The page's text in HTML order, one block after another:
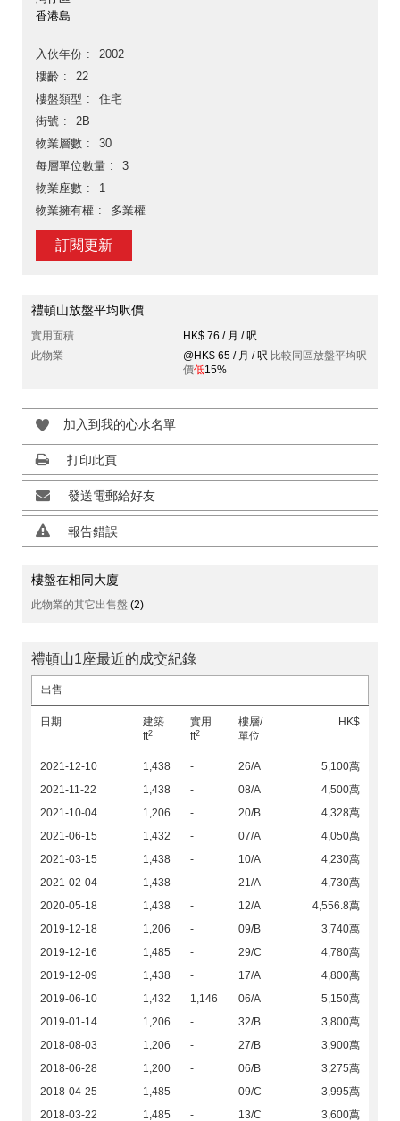
香港島
入伙年份
2002
樓齡
22
樓盤類型
住宅
街號
2B
物業層數
30
每層單位數量
3
物業座數
1
物業擁有權
多業權
訂閱更新
禮頓山放盤平均呎價
實用面積
HK$ 76 / 月 / 呎
此物業
@HK$ 65 / 月 / 呎 比較同區放盤平均呎
價低15%
加入到我的心水名單
打印此頁
發送電郵給好友
報告錯誤
樓盤在相同大廈
此物業的其它出售盤 (2)
禮頓山1座最近的成交紀錄
出售
日期
建築
ft2
實用
ft2
樓層/
單位
HK$
2021-12-10 1,438 - 26/A
5,100萬
2021-11-22
1,438 - 08/A
4,500萬
2021-10-04
1,206 - 20/B
4,328萬
2021-06-15
1,432 - 07/A
4,050萬
2021-03-15
1,438 - 10/A
4,230萬
2021-02-04
1,438 - 21/A
4,730萬
2020-05-18
1,438 - 12/A
4,556.8萬
2019-12-18
1,206 - 09/B
3,740萬
2019-12-16
1,485 - 29/C
4,780萬
2019-12-09
1,438 - 17/A
4,800萬
2019-06-10
1,432 1,146 06/A
5,150萬
2019-01-14
1,206 - 32/B
3,800萬
2018-08-03
1,206 - 27/B
3,900萬
2018-06-28
1,200 - 06/B
3,275萬
2018-04-25
1,485 - 09/C
3,995萬
2018-03-22
1,485 - 13/C 3,600萬